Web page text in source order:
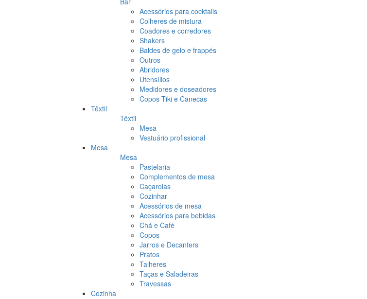
Acessórios para cocktails
Colheres de mistura
Coadores e corredores
Shakers
Baldes de gelo e frappés
Outros
Abridores
Utensílios
Medidores e doseadores
Copos Tiki e Canecas
Têxtil
Têxtil
Mesa
Vestuário profissional
Mesa
Mesa
Pastelaria
Complementos de mesa
Caçarolas
Cozinhar
Acessórios de mesa
Acessórios para bebidas
Chá e Café
Copos
Jarros e Decanters
Pratos
Talheres
Taças e Saladeiras
Travessas
Cozinha